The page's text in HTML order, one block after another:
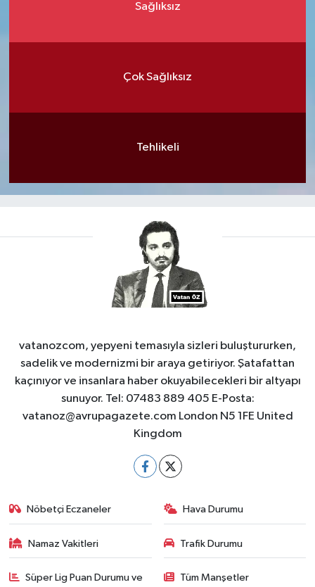
Sağlıksız
Çok Sağlıksız
Tehlikeli
vatanozcom, yepyeni temasıyla sizleri buluştururken,
sadelik ve modernizmi bir araya getiriyor. Şatafattan
kaçınıyor ve insanlara haber okuyabilecekleri bir altyapı
sunuyor. Tel: 07483 889 405 E-Posta:
vatanoz@avrupagazete.com London N5 1FE United
Kingdom
Nöbetçi Eczaneler Hava Durumu
Namaz Vakitleri Trafik Durumu
Süper Lig Puan Durumu ve
Tüm Manşetler